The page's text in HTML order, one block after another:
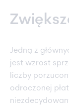
Jedną z
jest wzrost
liczby
odroczonej